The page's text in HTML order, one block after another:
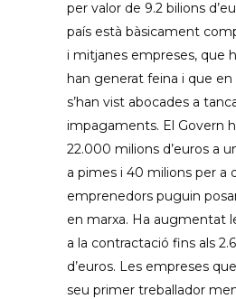
per valor de 9.2 bilions
país està bàsicament
i mitjanes empreses, que
han generat feina i que
s’han vist abocades a
impagaments. El Govern
22.000 milions d’euros a
a pimes i 40 milions per a
emprenedors puguin
en marxa. Ha augmentat
a la contractació fins als
d’euros. Les empreses
seu primer treballador